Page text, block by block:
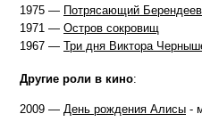
1975 — Потрясающий Берендеев
1971 — Остров сокровищ
1967 — Три дня Виктора
Другие роли в кино:
2009 — День рождения Алисы -